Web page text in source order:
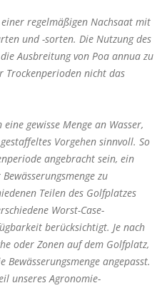
regelmäßigen Nachsaat mit
und -sorten. Die Nutzung des
Ausbreitung von Poa annua zu
Trockenperioden nicht das
gewisse Menge an Wasser,
Vorgehen sinnvoll. So
angebracht sein, ein
zu
Teilen des Golfplatzes
Worst-Case-
berücksichtigt. Je nach
oder Zonen auf dem Golfplatz,
angepasst.
unseres Agronomie-